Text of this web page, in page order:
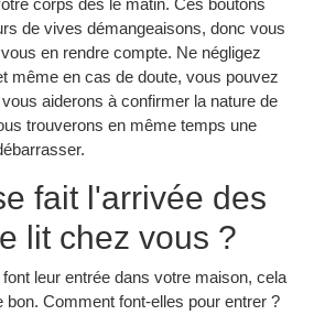
de vives démangeaisons, donc vous
en rendre compte. Ne négligez
même en cas de doute, vous pouvez
aiderons à confirmer la nature de
trouverons en même temps une
fait l'arrivée des
lit chez vous ?
leur entrée dans votre maison, cela
bon. Comment font-elles pour entrer ?